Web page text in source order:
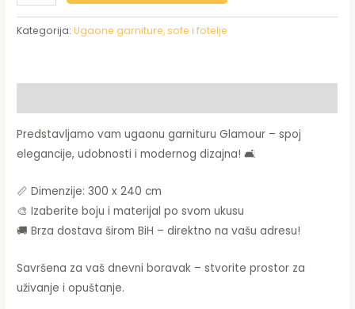
Kategorija:Ugaone garniture, sofe i fotelje
Predstavljamo vam ugaonu garnituru Glamour – spoj
elegancije, udobnosti i modernog dizajna! 🛋️
📏 Dimenzije: 300 x 240 cm
🎨 Izaberite boju i materijal po svom ukusu
🚚 Brza dostava širom BiH – direktno na vašu adresu!
Savršena za vaš dnevni boravak – stvorite prostor za
uživanje i opuštanje.